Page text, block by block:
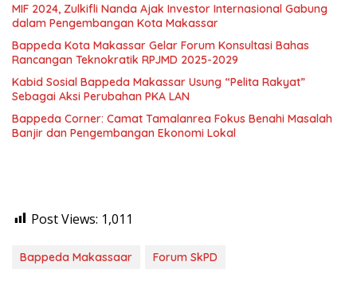
MIF 2024, Zulkifli Nanda Ajak Investor Internasional Gabung
dalam Pengembangan Kota Makassar
Bappeda Kota Makassar Gelar Forum Konsultasi Bahas
Rancangan Teknokratik RPJMD 2025-2029
Kabid Sosial Bappeda Makassar Usung “Pelita Rakyat”
Sebagai Aksi Perubahan PKA LAN
Bappeda Corner: Camat Tamalanrea Fokus Benahi Masalah
Banjir dan Pengembangan Ekonomi Lokal
Post Views: 1,011
Bappeda Makassaar Forum SkPD